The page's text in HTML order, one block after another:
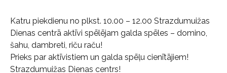
Kontakti
Katru piekdienu no plkst. 10.00 – 12.00 Strazdumuižas
Dienas centrā aktīvi spēlējam galda spēles – domino,
šahu, dambreti, riču raču!
Prieks par aktīvistiem un galda spēļu cienītājiem!
Strazdumuižas Dienas centrs!